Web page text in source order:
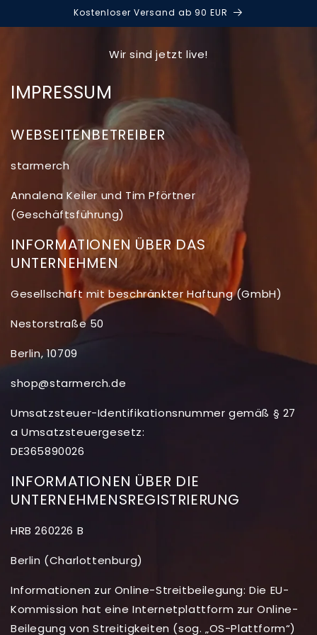
INHALT
Kostenloser Versand ab 90 EUR
Wir sind jetzt live!
IMPRESSUM
WEBSEITENBETREIBER
starmerch
Annalena Keiler und Tim Pförtner
(Geschäftsführung)
INFORMATIONEN ÜBER DAS
UNTERNEHMEN
Gesellschaft mit beschränkter Haftung (GmbH)
Nestorstraße 50
Berlin, 10709
shop@starmerch.de
Umsatzsteuer-Identifikationsnummer gemäß § 27
a Umsatzsteuergesetz:
DE365890026
INFORMATIONEN ÜBER DIE
UNTERNEHMENSREGISTRIERUNG
HRB 260226 B
Berlin (Charlottenburg)
Informationen zur Online-Streitbeilegung: Die EU-
Kommission hat eine Internetplattform zur Online-
Beilegung von Streitigkeiten (sog. „OS-Plattform“)